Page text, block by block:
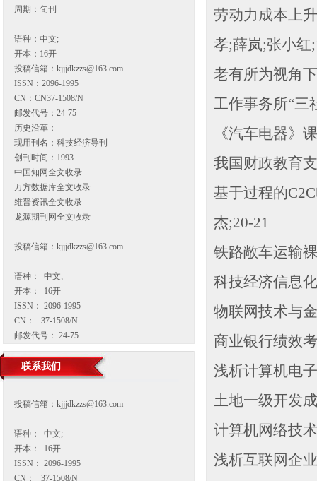
周期：旬刊
语种：中文;
开本：16开
投稿信箱： kjjjdkzzs@163.com
ISSN：2096-1995
CN：CN37-1508/N
邮发代号：24-75
历史沿革：
现用刊名：科技经济导刊
创刊时间：1993
中国知网全文收录
万方数据库全文收录
维普资讯全文收录
龙源期刊网全文收录
投稿信箱： kjjjdkzzs@163.com
语种： 中文;
开本： 16开
ISSN： 2096-1995
CN： 37-1508/N
邮发代号： 24-75
联系我们
投稿信箱： kjjjdkzzs@163.com
语种： 中文;
开本： 16开
ISSN： 2096-1995
CN： 37-1508/N
劳动力成本上
孝;薛岚;张小红
老有所为视角
工作事务所“三
《汽车电器》
我国财政教育
基于过程的
杰;20-21
铁路敞车运输
科技经济信息化
物联网技术与
商业银行绩效
浅析计算机电
土地一级开发
计算机网络技
浅析互联网企